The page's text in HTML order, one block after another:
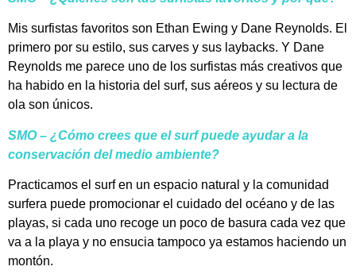
Mis surfistas favoritos son Ethan Ewing y Dane Reynolds. El
primero por su estilo, sus carves y sus laybacks. Y Dane
Reynolds me parece uno de los surfistas más creativos que
ha habido en la historia del surf, sus aéreos y su lectura de
ola son únicos.
SMO – ¿Cómo crees que el surf puede ayudar a la
conservación del medio ambiente?
Practicamos el surf en un espacio natural y la comunidad
surfera puede promocionar el cuidado del océano y de las
playas, si cada uno recoge un poco de basura cada vez que
va a la playa y no ensucia tampoco ya estamos haciendo un
montón.